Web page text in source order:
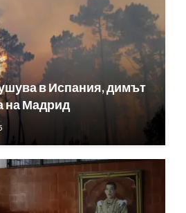
в Испания, димът
на Мадрид